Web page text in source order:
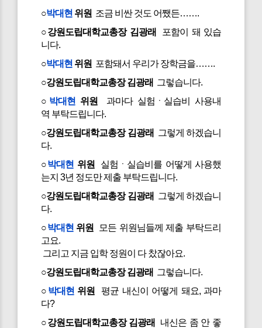
○박대현 위원 조금 비싼 것도 어쨌든…….
○강원도립대학교총장 김광래 포함이 돼 있습
니다.
○박대현 위원 포함돼서 우리가 장학금을…….
○강원도립대학교총장 김광래 그렇습니다.
○ 박대현 위원 과마다 실험ㆍ실습비 사용내
역 부탁드립니다.
○강원도립대학교총장 김광래
그렇게 하겠습니
다.
○박대현 위원 실험ㆍ실습비를 어떻게 사용했
는지 3년 정도만 제출 부탁드립니다.
○강원도립대학교총장 김광래
그렇게 하겠습니
다.
○박대현 위원
모든 위원님들께 제출 부탁드리
고요.
그리고 지금 입학 정원이 다 찼잖아요.
○강원도립대학교총장 김광래 그렇습니다.
○ 박대현 위원
평균 내신이 어떻게 돼요, 과마
다?
○강원도립대학교총장 김광래
내신은 좀 안 좋